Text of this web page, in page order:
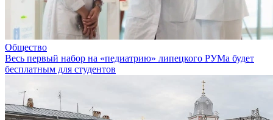
Общество
Весь первый набор на «педиатрию» липецкого РУМа будет
бесплатным для студентов